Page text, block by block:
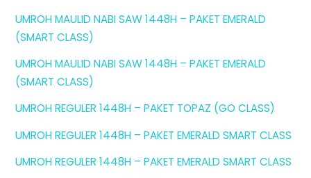
UMROH MAULID NABI SAW 1448H – PAKET EMERALD
(SMART CLASS)
UMROH MAULID NABI SAW 1448H – PAKET EMERALD
(SMART CLASS)
UMROH REGULER 1448H – PAKET TOPAZ (GO CLASS)
UMROH REGULER 1448H – PAKET EMERALD SMART CLASS
UMROH REGULER 1448H – PAKET EMERALD SMART CLASS